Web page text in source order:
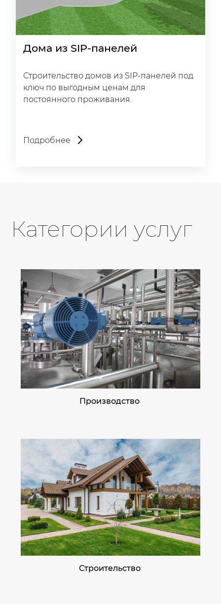
Дома из SIP-панелей
Строительство домов из SIP-панелей под
ключ по выгодным ценам для
постоянного проживания.
Подробнее
Категории услуг
Производство
Строительство